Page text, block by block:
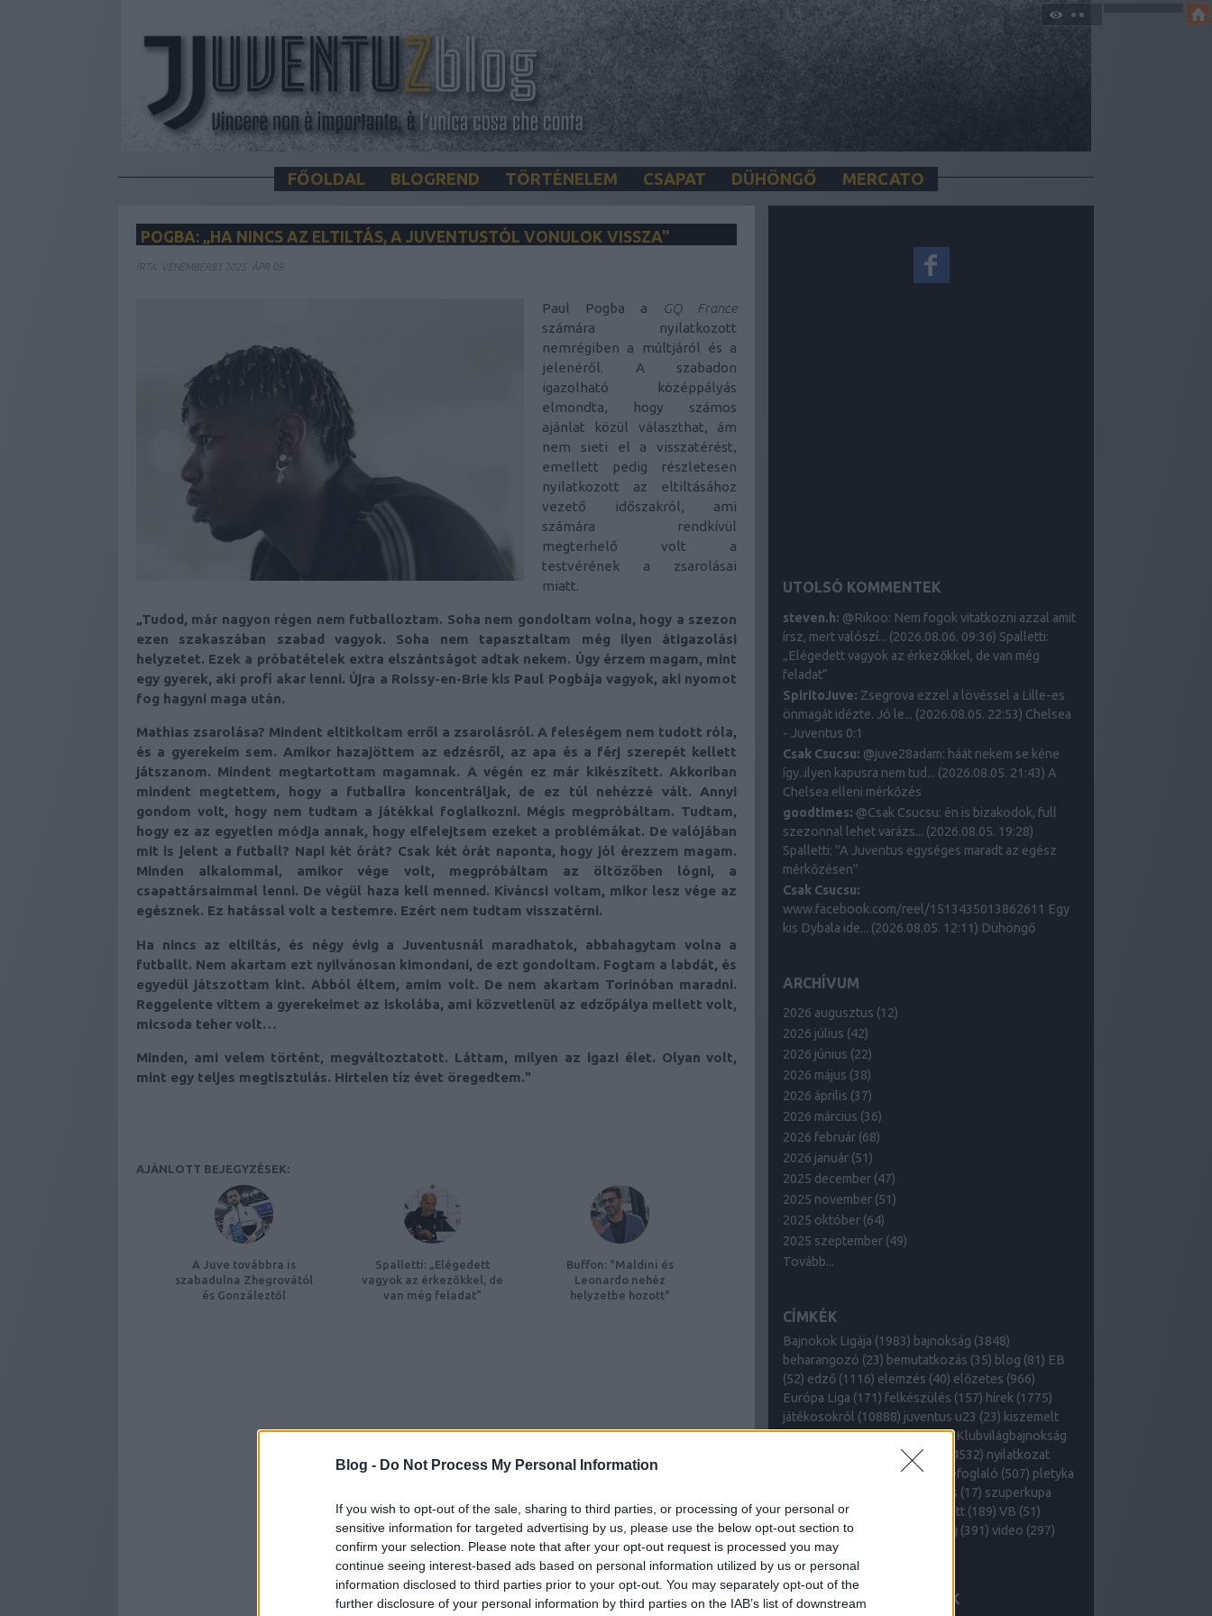
Blog - Do Not Process My Personal Information
If you wish to opt-out of the sale, sharing to third parties, or processing of your personal or
sensitive information for targeted advertising by us, please use the below opt-out section to
confirm your selection. Please note that after your opt-out request is processed you may
continue seeing interest-based ads based on personal information utilized by us or personal
information disclosed to third parties prior to your opt-out. You may separately opt-out of the
further disclosure of your personal information by third parties on the IAB’s list of downstream
FŐOLDAL BLOGREND TÖRTÉNELEM CSAPAT DÜHÖNGŐ MERCATO
POGBA: „HA NINCS AZ ELTILTÁS, A JUVENTUSTÓL VONULOK VISSZA"
ÍRTA: VENEMBER83 2025. ÁPR 09.
Paul Pogba a
GQ France
számára nyilatkozott
nemrégiben a múltjáról és a
jelenéről. A szabadon
igazolható középpályás
elmondta, hogy számos
ajánlat közül választhat, ám
nem sieti el a visszatérést,
emellett pedig részletesen
nyilatkozott az eltiltásához
vezető időszakról, ami
számára rendkívül
megterhelő volt a
testvérének a zsarolásai
miatt.
„Tudod, már nagyon régen nem futballoztam. Soha nem gondoltam volna, hogy a szezon
ezen szakaszában szabad vagyok. Soha nem tapasztaltam még ilyen átigazolási
helyzetet. Ezek a próbatételek extra elszántságot adtak nekem. Úgy érzem magam, mint
egy gyerek, aki profi akar lenni. Újra a Roissy-en-Brie kis Paul Pogbája vagyok, aki nyomot
fog hagyni maga után.
Mathias zsarolása? Mindent eltitkoltam erről a zsarolásról. A feleségem nem tudott róla,
és a gyerekeim sem. Amikor hazajöttem az edzésről, az apa és a férj szerepét kellett
játszanom. Mindent megtartottam magamnak. A végén ez már kikészített. Akkoriban
mindent megtettem, hogy a futballra koncentráljak, de ez túl nehézzé vált. Annyi
gondom volt, hogy nem tudtam a játékkal foglalkozni. Mégis megpróbáltam. Tudtam,
hogy ez az egyetlen módja annak, hogy elfelejtsem ezeket a problémákat. De valójában
mit is jelent a futball? Napi két órát? Csak két órát naponta, hogy jól érezzem magam.
Minden alkalommal, amikor vége volt, megpróbáltam az öltözőben lógni, a
csapattársaimmal lenni. De végül haza kell menned. Kíváncsi voltam, mikor lesz vége az
egésznek. Ez hatással volt a testemre. Ezért nem tudtam visszatérni.
Ha nincs az eltiltás, és négy évig a Juventusnál maradhatok, abbahagytam volna a
futballt. Nem akartam ezt nyilvánosan kimondani, de ezt gondoltam. Fogtam a labdát, és
egyedül játszottam kint. Abból éltem, amim volt. De nem akartam Torinóban maradni.
Reggelente vittem a gyerekeimet az iskolába, ami közvetlenül az edzőpálya mellett volt,
micsoda teher volt…
Minden, ami velem történt, megváltoztatott. Láttam, milyen az igazi élet. Olyan volt,
mint egy teljes megtisztulás. Hirtelen tíz évet öregedtem."
AJÁNLOTT BEJEGYZÉSEK:
A Juve továbbra is
szabadulna Zhegrovától
és Gonzáleztől
Spalletti: „Elégedett
vagyok az érkezőkkel, de
van még feladat”
Buffon: "Maldini és
Leonardo nehéz
helyzetbe hozott"
UTOLSÓ KOMMENTEK
steven.h: @Rikoo: Nem fogok vitatkozni azzal amit
írsz, mert valószí... (2026.08.06. 09:36) Spalletti:
„Elégedett vagyok az érkezőkkel, de van még
feladat”
SpiritoJuve: Zsegrova ezzel a lövéssel a Lille-es
önmagát idézte. Jó le... (2026.08.05. 22:53) Chelsea
- Juventus 0:1
Csak Csucsu: @juve28adam: háát nekem se kéne
így..ilyen kapusra nem tud... (2026.08.05. 21:43) A
Chelsea elleni mérkőzés
goodtimes: @Csak Csucsu: én is bizakodok, full
szezonnal lehet varázs... (2026.08.05. 19:28)
Spalletti: "A Juventus egységes maradt az egész
mérkőzésen"
Csak Csucsu:
www.facebook.com/reel/1513435013862611 Egy
kis Dybala ide... (2026.08.05. 12:11) Dühöngő
ARCHÍVUM
2026 augusztus (12)
2026 július (42)
2026 június (22)
2026 május (38)
2026 április (37)
2026 március (36)
2026 február (68)
2026 január (51)
2025 december (47)
2025 november (51)
2025 október (64)
2025 szeptember (49)
Tovább...
CÍMKÉK
Bajnokok Ligája (1983) bajnokság (3848)
beharangozó (23) bemutatkozás (35) blog (81) EB
(52) edző (1116) elemzés (40) előzetes (966)
Európa Liga (171) felkészülés (157) hírek (1775)
játékosokról (10888) juventus u23 (23) kiszemelt
(29)kitekintő(111)klub(2628) Klubvilágbajnokság
mercato 4532) nyilatkozat
346 )összefoglaló (507) pletyka
szavazás (17) szuperkupa
(103)történelem válogatott (189) VB (51)
vendégblogger
vezetőség (391) video (297)
Címkefelhő
LEGÚJABB BEJEGYZÉSEK